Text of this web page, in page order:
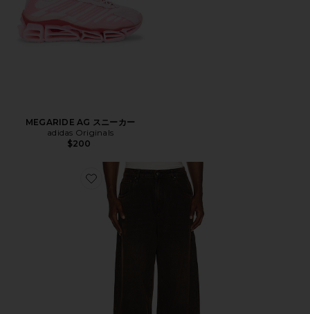
MEGARIDE AG スニーカー
adidas Originals
$200
Favorite デニム